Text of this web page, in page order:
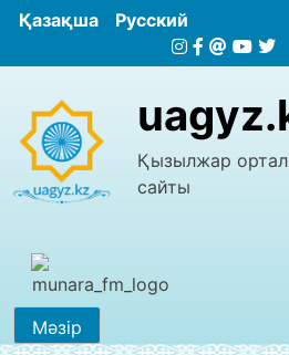
Қазақша Русский
Қызылжар
сайты
Мәзір